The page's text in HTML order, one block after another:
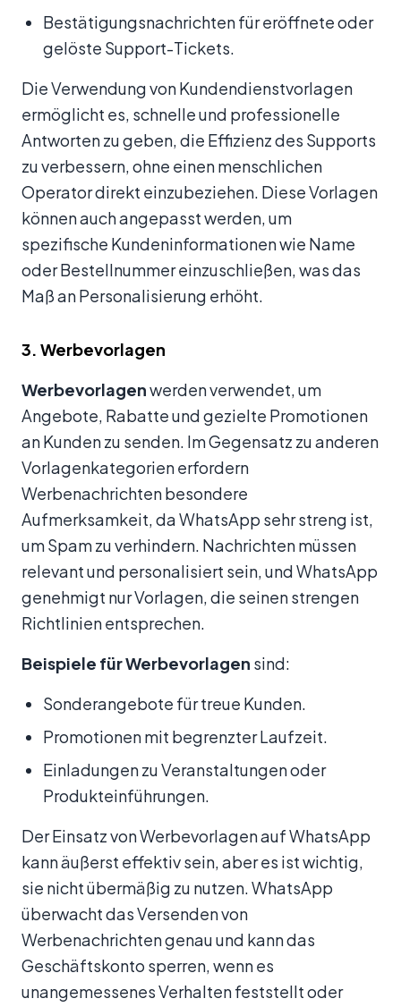
Bestätigungsnachrichten für eröffnete oder
gelöste Support-Tickets.
Die Verwendung von Kundendienstvorlagen
ermöglicht es, schnelle und professionelle
Antworten zu geben, die Effizienz des Supports
zu verbessern, ohne einen menschlichen
Operator direkt einzubeziehen. Diese Vorlagen
können auch angepasst werden, um
spezifische Kundeninformationen wie Name
oder Bestellnummer einzuschließen, was das
Maß an Personalisierung erhöht.
3. Werbevorlagen
Werbevorlagenwerden verwendet, um
Angebote, Rabatte und gezielte Promotionen
an Kunden zu senden. Im Gegensatz zu anderen
Vorlagenkategorien erfordern
Werbenachrichten besondere
Aufmerksamkeit, da WhatsApp sehr streng ist,
um Spam zu verhindern. Nachrichten müssen
relevant und personalisiert sein, und WhatsApp
genehmigt nur Vorlagen, die seinen strengen
Richtlinien entsprechen.
Beispiele für Werbevorlagen sind:
Sonderangebote für treue Kunden.
Promotionen mit begrenzter Laufzeit.
Einladungen zu Veranstaltungen oder
Produkteinführungen.
Der Einsatz von Werbevorlagen auf WhatsApp
kann äußerst effektiv sein, aber es ist wichtig,
sie nicht übermäßig zu nutzen. WhatsApp
überwacht das Versenden von
Werbenachrichten genau und kann das
Geschäftskonto sperren, wenn es
unangemessenes Verhalten feststellt oder